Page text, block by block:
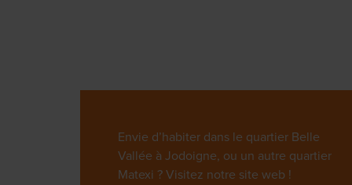
Envie d’habiter dans le quartier Belle
Vallée à Jodoigne, ou un autre quartier
Matexi ? Visitez notre site web !